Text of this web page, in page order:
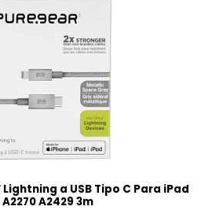
a USB Tipo C Para iPad
A2270 A2429 3m